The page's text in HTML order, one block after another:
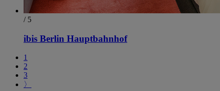
/ 5
ibis Berlin Hauptbahnhof
1
2
3
〉